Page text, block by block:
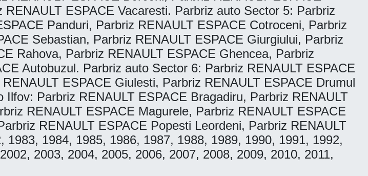
ESPACE Vacaresti. Parbriz auto Sector 5: Parbriz
Panduri, Parbriz RENAULT ESPACE Cotroceni, Parbriz
Sebastian, Parbriz RENAULT ESPACE Giurgiului, Parbriz
Rahova, Parbriz RENAULT ESPACE Ghencea, Parbriz
Autobuzul. Parbriz auto Sector 6: Parbriz RENAULT ESPACE
ESPACE Giulesti, Parbriz RENAULT ESPACE Drumul
Parbriz RENAULT ESPACE Bragadiru, Parbriz RENAULT
RENAULT ESPACE Magurele, Parbriz RENAULT ESPACE
RENAULT ESPACE Popesti Leordeni, Parbriz RENAULT
1984, 1985, 1986, 1987, 1988, 1989, 1990, 1991, 1992,
2003, 2004, 2005, 2006, 2007, 2008, 2009, 2010, 2011,